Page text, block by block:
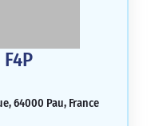
64000 Pau, France